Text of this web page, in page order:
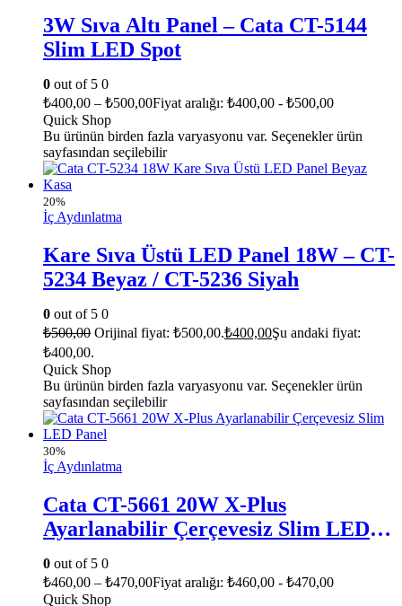
3W Sıva Altı Panel – Cata CT-5144
Slim LED Spot
0 out of 5 0
₺400,00 – ₺500,00Fiyat aralığı: ₺400,00 - ₺500,00
Quick Shop
Bu ürünün birden fazla varyasyonu var. Seçenekler ürün
sayfasından seçilebilir
20%
İç Aydınlatma
Kare Sıva Üstü LED Panel 18W – CT-
5234 Beyaz / CT-5236 Siyah
0 out of 5 0
₺500,00 Orijinal fiyat: ₺500,00.₺400,00Şu andaki fiyat:
₺400,00.
Quick Shop
Bu ürünün birden fazla varyasyonu var. Seçenekler ürün
sayfasından seçilebilir
30%
İç Aydınlatma
Cata CT-5661 20W X-Plus
Ayarlanabilir Çerçevesiz Slim LED
Panel
0 out of 5 0
₺460,00 – ₺470,00Fiyat aralığı: ₺460,00 - ₺470,00
Quick Shop